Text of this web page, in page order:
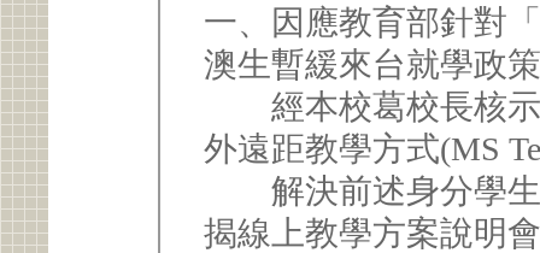
一、因應教育部針對
澳生暫緩來台就學政
經本校葛校長核示
外遠距教學方式(MS
解決前述身分學生
揭線上教學方案說明